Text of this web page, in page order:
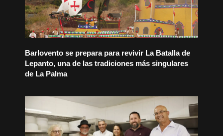
Barlovento se prepara para revivir La Batalla de
Lepanto, una de las tradiciones más singulares
de La Palma